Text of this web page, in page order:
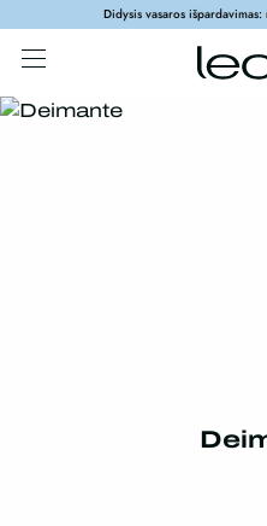
Didysis vasaros išpardavimas: